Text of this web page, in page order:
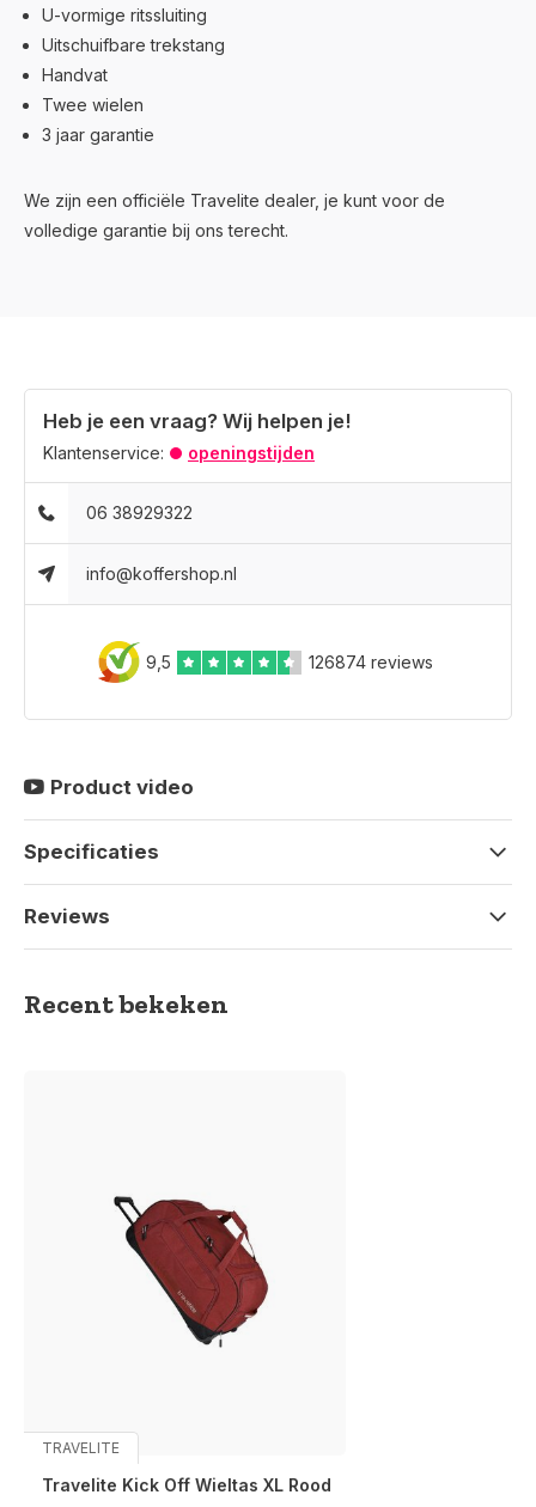
U-vormige ritssluiting
Uitschuifbare trekstang
Handvat
Twee wielen
3 jaar garantie
We zijn een officiële Travelite dealer, je kunt voor de
volledige garantie bij ons terecht.
Heb je een vraag? Wij helpen je!
Klantenservice: openingstijden
06 38929322
info@koffershop.nl
9,5 126874 reviews
Product video
Specificaties
Reviews
Recent bekeken
TRAVELITE
Travelite Kick Off Wieltas XL Rood